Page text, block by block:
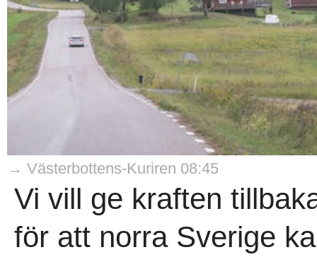
→ Västerbottens-Kuriren 08:45
Vi vill ge kraften
för att norra Sverige